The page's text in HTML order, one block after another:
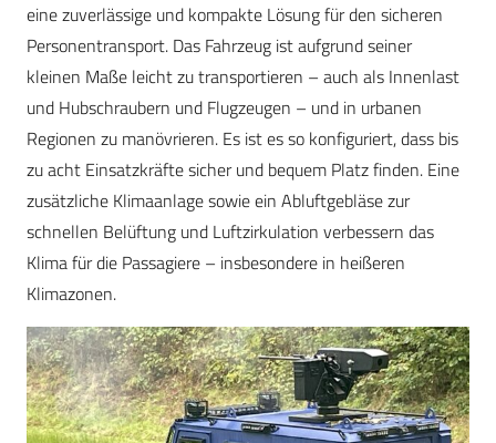
eine zuverlässige und kompakte Lösung für den sicheren
Personentransport. Das Fahrzeug ist aufgrund seiner
kleinen Maße leicht zu transportieren – auch als Innenlast
und Hubschraubern und Flugzeugen – und in urbanen
Regionen zu manövrieren. Es ist es so konfiguriert, dass bis
zu acht Einsatzkräfte sicher und bequem Platz finden. Eine
zusätzliche Klimaanlage sowie ein Abluftgebläse zur
schnellen Belüftung und Luftzirkulation verbessern das
Klima für die Passagiere – insbesondere in heißeren
Klimazonen.